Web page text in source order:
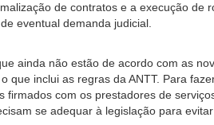
de contratos e a execução
eventual demanda judicial.
ainda não estão de acordo com as
que inclui as regras da ANTT. Para
firmados com os prestadores de
se adequar à legislação para